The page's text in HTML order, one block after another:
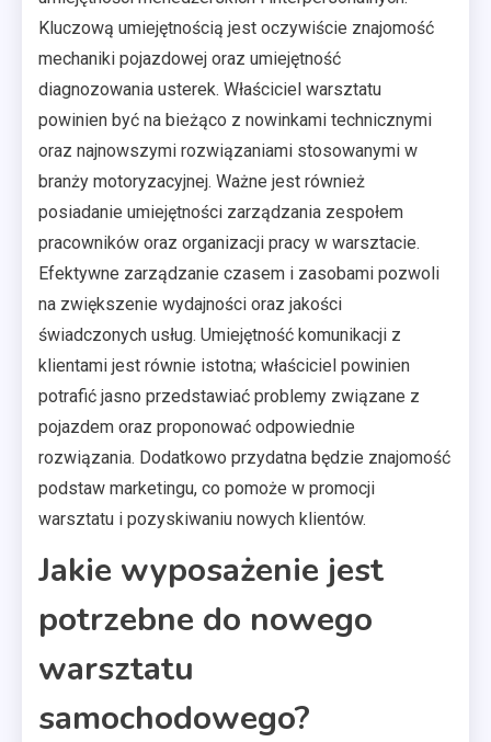
Kluczową umiejętnością jest oczywiście znajomość
mechaniki pojazdowej oraz umiejętność
diagnozowania usterek. Właściciel warsztatu
powinien być na bieżąco z nowinkami technicznymi
oraz najnowszymi rozwiązaniami stosowanymi w
branży motoryzacyjnej. Ważne jest również
posiadanie umiejętności zarządzania zespołem
pracowników oraz organizacji pracy w warsztacie.
Efektywne zarządzanie czasem i zasobami pozwoli
na zwiększenie wydajności oraz jakości
świadczonych usług. Umiejętność komunikacji z
klientami jest równie istotna; właściciel powinien
potrafić jasno przedstawiać problemy związane z
pojazdem oraz proponować odpowiednie
rozwiązania. Dodatkowo przydatna będzie znajomość
podstaw marketingu, co pomoże w promocji
warsztatu i pozyskiwaniu nowych klientów.
Jakie wyposażenie jest
potrzebne do nowego
warsztatu
samochodowego?